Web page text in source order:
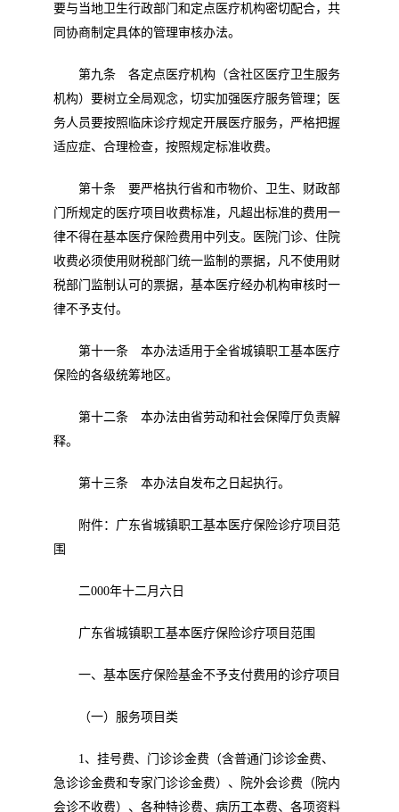
要与当地卫生行政部门和定点医疗机构密切配合，共
同协商制定具体的管理审核办法。
第九条 各定点医疗机构（含社区医疗卫生服务
机构）要树立全局观念，切实加强医疗服务管理；医
务人员要按照临床诊疗规定开展医疗服务，严格把握
适应症、合理检查，按照规定标准收费。
第十条 要严格执行省和市物价、卫生、财政部
门所规定的医疗项目收费标准，凡超出标准的费用一
律不得在基本医疗保险费用中列支。医院门诊、住院
收费必须使用财税部门统一监制的票据，凡不使用财
税部门监制认可的票据，基本医疗经办机构审核时一
律不予支付。
第十一条 本办法适用于全省城镇职工基本医疗
保险的各级统筹地区。
第十二条 本办法由省劳动和社会保障厅负责解
释。
第十三条 本办法自发布之日起执行。
附件：广东省城镇职工基本医疗保险诊疗项目范
围
二000年十二月六日
广东省城镇职工基本医疗保险诊疗项目范围
一、基本医疗保险基金不予支付费用的诊疗项目
（一）服务项目类
1、挂号费、门诊诊金费（含普通门诊诊金费、
急诊诊金费和专家门诊诊金费）、院外会诊费（院内
会诊不收费）、各种特诊费、病历工本费、各项资料